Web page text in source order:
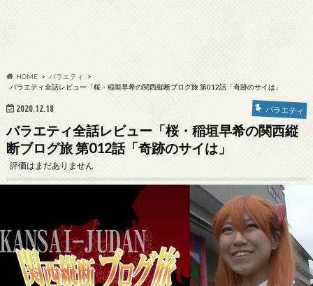
HOME
バラエティ
バラエティ全話レビュー「桜・稲垣早希の関西縦断ブログ旅 第012話「奇跡のサイは」
2020.12.18 バラエティ
バラエティ全話レビュー「桜・稲垣早希の関西縦
断ブログ旅 第012話「奇跡のサイは」
評価はまだありません